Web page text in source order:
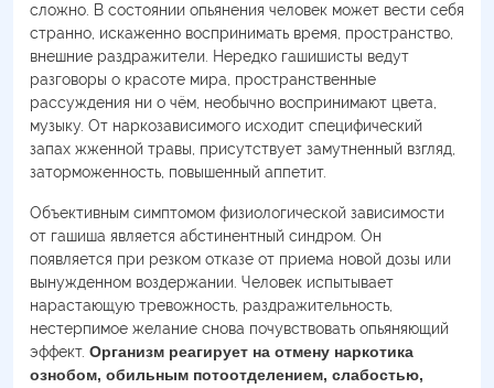
сложно. В состоянии опьянения человек может вести себя
странно, искаженно воспринимать время, пространство,
внешние раздражители. Нередко гашишисты ведут
разговоры о красоте мира, пространственные
рассуждения ни о чём, необычно воспринимают цвета,
музыку. От наркозависимого исходит специфический
запах жженной травы, присутствует замутненный взгляд,
заторможенность, повышенный аппетит.
Объективным симптомом физиологической зависимости
от гашиша является абстинентный синдром. Он
появляется при резком отказе от приема новой дозы или
вынужденном воздержании. Человек испытывает
нарастающую тревожность, раздражительность,
нестерпимое желание снова почувствовать опьяняющий
эффект. Организм реагирует на отмену наркотика
ознобом, обильным потоотделением, слабостью,